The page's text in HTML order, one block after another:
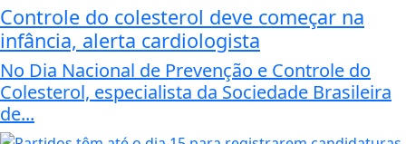
Controle do colesterol deve começar na
infância, alerta cardiologista
No Dia Nacional de Prevenção e Controle do
Colesterol, especialista da Sociedade Brasileira
de...